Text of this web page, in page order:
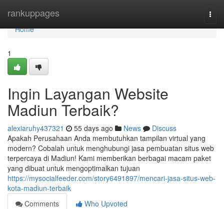
rankuppages
Home
Home
1
Ingin Layangan Website
Madiun Terbaik?
alexiaruhy437321 55 days ago News
Discuss
Apakah Perusahaan Anda membutuhkan tampilan virtual yang
modern? Cobalah untuk menghubungi jasa pembuatan situs web
terpercaya di Madiun! Kami memberikan berbagai macam paket
yang dibuat untuk mengoptimalkan tujuan
https://mysocialfeeder.com/story6491897/mencari-jasa-situs-web-
kota-madiun-terbaik
Comments
Who Upvoted